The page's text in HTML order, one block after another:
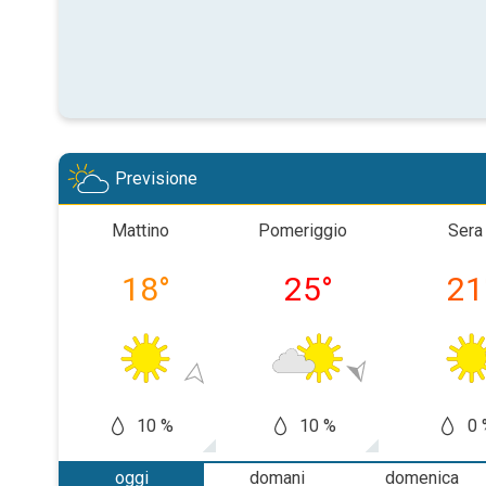
Previsione
Mattino
18°
10 %
Pomeriggio
25°
10 %
Sera
21
0
oggi
domani
domenica